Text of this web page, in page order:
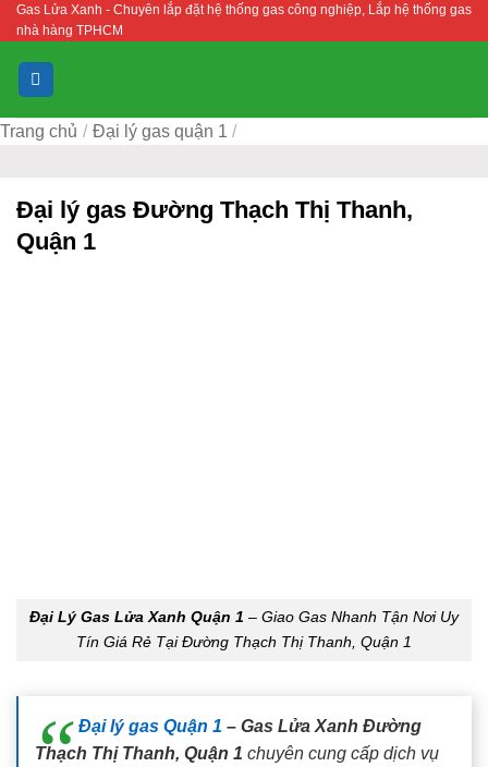
Bỏ
qua
nội
dung
Gas Lửa Xanh - Chuyên lắp đặt hệ thống gas công nghiệp, Lắp hệ thống gas
nhà hàng TPHCM
Trang chủ / Đại lý gas quận 1 /
Đại lý gas Đường Thạch Thị Thanh,
Quận 1
Đại Lý Gas Lửa Xanh Quận 1 – Giao Gas Nhanh Tận Nơi Uy
Tín Giá Rẻ Tại Đường Thạch Thị Thanh, Quận 1
Đại lý gas Quận 1 – Gas Lửa Xanh Đường
Thạch Thị Thanh, Quận 1 chuyên cung cấp dịch vụ